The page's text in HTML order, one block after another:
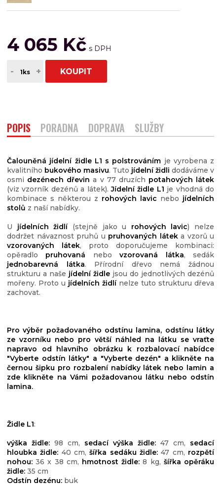
4 065 Kč
- + KOUPIT
POPIS PORADNA DOPRAVA SLUŽBY
Čalouněná jídelní židle L1 s polstrováním je vyrobena z
kvalitního bukového masivu. Tuto jídelní židli dodáváme v
osmi dezénech dřevina v 77 druzích potahových látek
(viz vzorník dezénů a látek).Jídelní židle L1 je vhodná do
kombinace s některou z rohových lavic nebo jídelních
stolů z naší nabídky.
U jídelních židlí(stejně jako u rohových lavic) nelze
dodržet návaznost pruhů u pruhovaných láteka vzorů u
vzorovaných látek, proto doporučujeme kombinaci:
opěradlo pruhovaná nebovzorovaná látka, sedák
jednobarevná látka. Přírodní dřevo nemá žádnou
strukturu a naše jídelní židle jsou do jednotlivých dezénů
mořeny. Proto u jídelních židlí nelze tuto strukturu dřeva
zachovat.
Pro výběr požadovaného odstínu lamina, odstínu látky
ze vzorníku nebo pro větší náhled na látku se vraťte
napravo od hlavního obrázku k rozbalovací nabídce
"Vyberte odstín látky" a "Vyberte dezén" a klikněte na
černou šipku pro rozbalení nabídky látek nebo lamin a
zde klikněte na Vámi požadovanou látku nebo odstín
lamina.
Židle L1:
výška židle: 98 cm, sedací výška židle: 47 cm, sedací
hloubka židle: 40 cm,šířka sedáku židle: 47 cm, rozpětí
nohou: 36 x 38 cm, hmotnost židle: 8 kg, šířka opěráku
židle: 35 cm
Odstín dezénu: buk